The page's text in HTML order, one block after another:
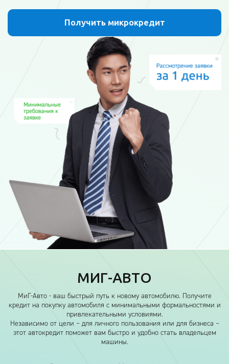
Получить микрокредит
МИГ-АВТО
МиГ-Авто - ваш быстрый путь к новому автомобилю. Получите
кредит на покупку автомобиля с минимальными формальностями и
привлекательными условиями.
Независимо от цели – для личного пользования или для бизнеса –
этот автокредит поможет вам быстро и удобно стать владельцем
машины.